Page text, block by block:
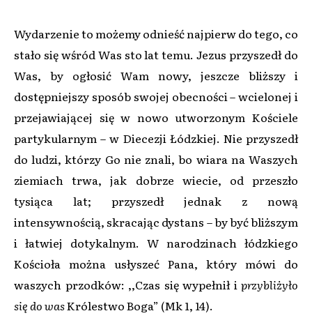
Wydarzenie to możemy odnieść najpierw do tego, co
stało się wśród Was sto lat temu. Jezus przyszedł do
Was, by ogłosić Wam nowy, jeszcze bliższy i
dostępniejszy sposób swojej obecności – wcielonej i
przejawiającej się w nowo utworzonym Kościele
partykularnym – w Diecezji Łódzkiej. Nie przyszedł
do ludzi, którzy Go nie znali, bo wiara na Waszych
ziemiach trwa, jak dobrze wiecie, od przeszło
tysiąca lat; przyszedł jednak z nową
intensywnością, skracając dystans – by być bliższym
i łatwiej dotykalnym. W narodzinach łódzkiego
Kościoła można usłyszeć Pana, który mówi do
waszych przodków: ,,Czas się wypełnił i przybliżyło
się do wasKrólestwo Boga” (Mk 1, 14).